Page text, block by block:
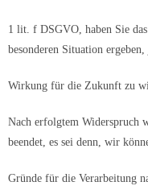
1 lit. f DSGVO, haben Sie
besonderen Situation
Wirkung für die Zukunft zu
Nach erfolgtem Widerspruch
beendet, es sei denn, wir
Gründe für die Verarbeitung